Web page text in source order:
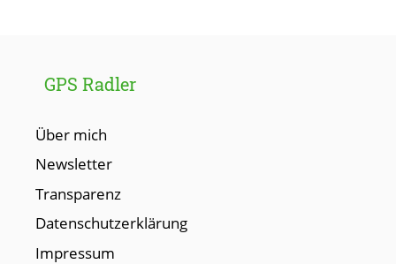
GPS Radler
Über mich
Newsletter
Transparenz
Datenschutzerklärung
Impressum